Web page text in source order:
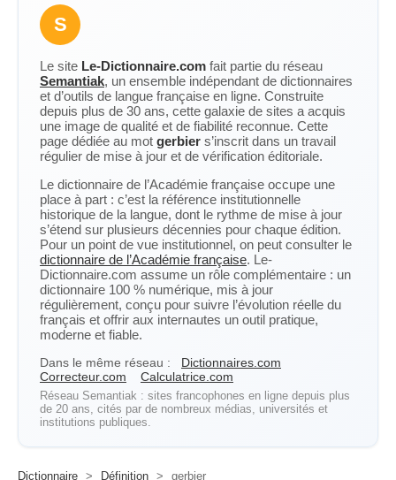
S
Le site Le-Dictionnaire.com fait partie du réseau
Semantiak, un ensemble indépendant de dictionnaires
et d’outils de langue française en ligne. Construite
depuis plus de 30 ans, cette galaxie de sites a acquis
une image de qualité et de fiabilité reconnue. Cette
page dédiée au mot gerbier s’inscrit dans un travail
régulier de mise à jour et de vérification éditoriale.
Le dictionnaire de l’Académie française occupe une
place à part : c’est la référence institutionnelle
historique de la langue, dont le rythme de mise à jour
s’étend sur plusieurs décennies pour chaque édition.
Pour un point de vue institutionnel, on peut consulter le
dictionnaire de l’Académie française. Le-
Dictionnaire.com assume un rôle complémentaire : un
dictionnaire 100 % numérique, mis à jour
régulièrement, conçu pour suivre l’évolution réelle du
français et offrir aux internautes un outil pratique,
moderne et fiable.
Dans le même réseau :
Dictionnaires.com
Correcteur.com
Calculatrice.com
Réseau Semantiak : sites francophones en ligne depuis plus
de 20 ans, cités par de nombreux médias, universités et
institutions publiques.
Dictionnaire > Définition > gerbier